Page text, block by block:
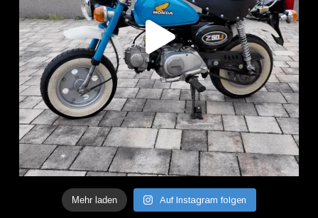
Mehr laden Auf Instagram folgen